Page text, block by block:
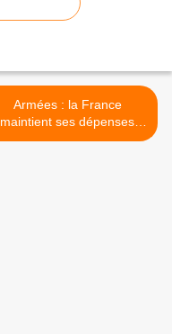
Armées : la France
maintient ses dépenses
militaires malgré la crise >